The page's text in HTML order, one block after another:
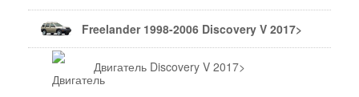
Freelander 1998-2006 Discovery V 2017>
Двигатель Discovery V 2017>